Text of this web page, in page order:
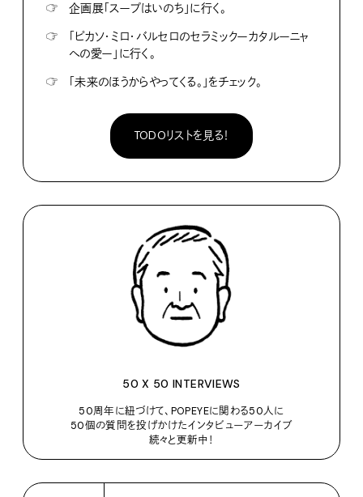
☞
企画展「スープはいのち」に行く。
☞
「ピカソ・ミロ・バルセロのセラミックーカタルーニャ
への愛ー」に行く。
☞
「未来のほうからやってくる。」をチェック。
TODOリストを見る！
50 X 50 INTERVIEWS
50周年に紐づけて、POPEYEに関わる50人に
50個の質問を投げかけたインタビューアーカイブ
続々と更新中！